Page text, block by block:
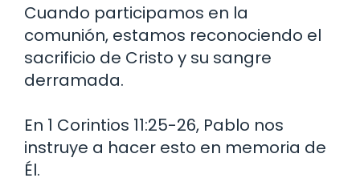
Cuando participamos en la
comunión, estamos reconociendo el
sacrificio de Cristo y su sangre
derramada.
En 1 Corintios 11:25-26, Pablo nos
instruye a hacer esto en memoria de
Él.